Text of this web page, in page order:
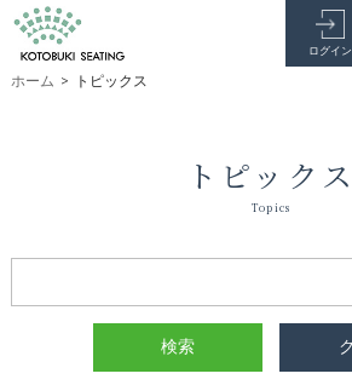
ログイン
ホーム > トピックス
トピックス
Topics